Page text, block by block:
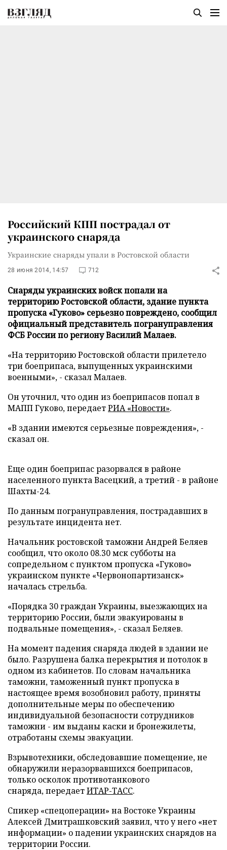
Российский КПП пострадал от
украинского снаряда
Украинские снаряды упали в Ростовской области
28 июня 2014, 14:57 712
Снаряды украинских войск попали на
территорию Ростовской области, здание пункта
пропуска «Гуково» серьезно повреждено, сообщил
официальный представитель погрануправления
ФСБ России по региону Василий Малаев.
«На территорию Ростовской области прилетело
три боеприпаса, выпущенных украинскими
военными», - сказал Малаев.
Он уточнил, что один из боеприпасов попал в
МАПП Гуково,передаетРИА «Новости».
«В здании имеются серьезные повреждения», -
сказал он.
Еще один боеприпас разорвался в районе
населенного пункта Васецкий, а третий - в районе
Шахты-24.
По данным погрануправления, пострадавших в
результате инцидента нет.
Начальник ростовской таможни Андрей Беляев
сообщил, что около 08.30 мск субботы на
сопредельном с пунктом пропуска «Гуково»
украинском пункте «Червонопартизанск»
началась стрельба.
«Порядка 30 граждан Украины, выезжающих на
территорию России, были эвакуированы в
подвальные помещения», - сказал Беляев.
На момент падения снаряда людей в здании не
было. Разрушена балка перекрытия и потолок в
одном из кабинетов. По словам начальника
таможни, таможенный пункт пропуска в
настоящее время возобновил работу, приняты
дополнительные меры по обеспечению
индивидуальной безопасности сотрудников
таможни - им выданы каски и бронежилеты,
отработаны схемы эвакуации.
Взрывотехники, обследовавшие помещение, не
обнаружили неразорвавшихся боеприпасов,
только осколок противотанкового
снаряда,передаетИТАР-ТАСС.
Спикер «спецоперации» на Востоке Украины
Алексей Дмитрашковский заявил, что у него «нет
информации» о падении украинских снарядов на
территории России.